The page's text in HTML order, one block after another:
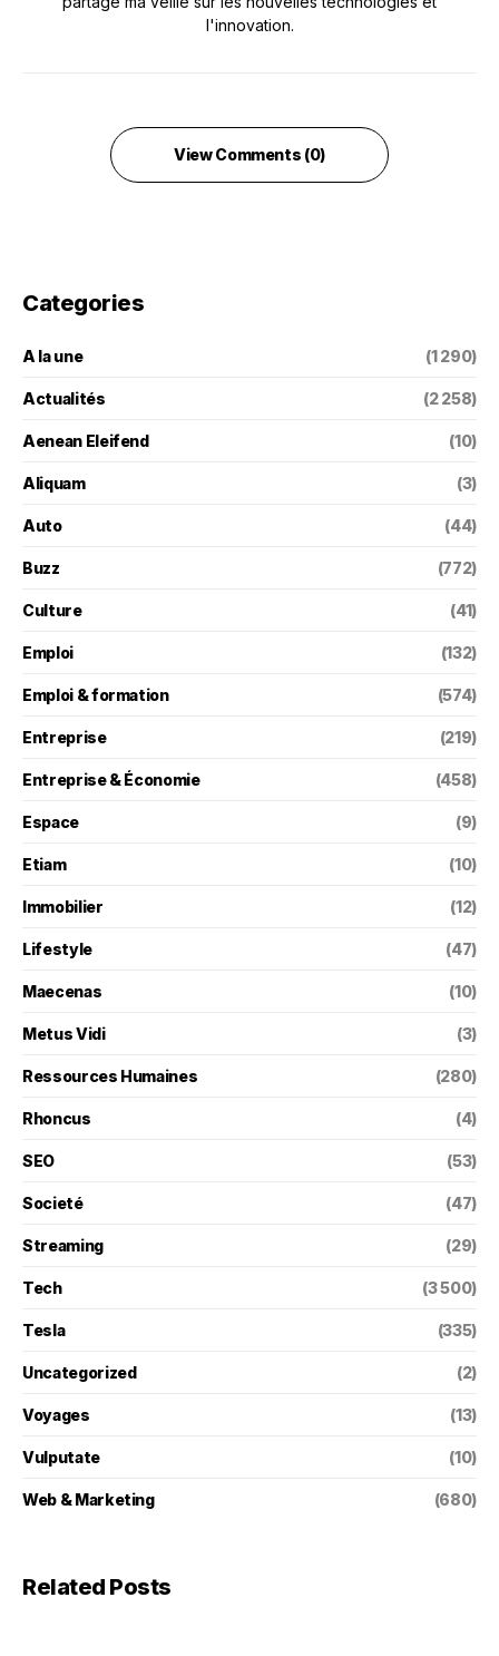
l'innovation.
View Comments (0)
Categories
A la une (1 290)
Actualités (2 258)
Aenean Eleifend (10)
Aliquam (3)
Auto (44)
Buzz (772)
Culture (41)
Emploi (132)
Emploi & formation (574)
Entreprise (219)
Entreprise & Économie (458)
Espace (9)
Etiam (10)
Immobilier (12)
Lifestyle (47)
Maecenas (10)
Metus Vidi (3)
Ressources Humaines (280)
Rhoncus (4)
SEO (53)
Societé (47)
Streaming (29)
Tech (3 500)
Tesla (335)
Uncategorized (2)
Voyages (13)
Vulputate (10)
Web & Marketing (680)
Related Posts